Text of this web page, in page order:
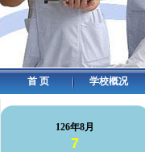
首 页 学校概况
126年8月
7